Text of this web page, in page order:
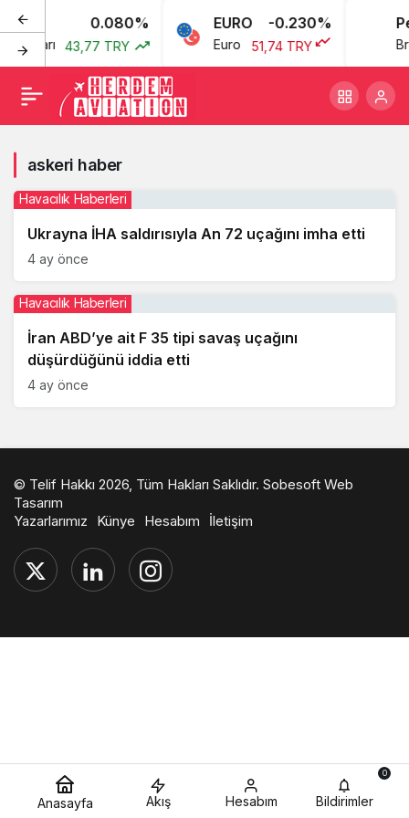
0.080%
Doları 43,77 TRY
EURO -0.230%
Euro 51,74 TRY
askeri haber
Ukrayna İHA saldırısıyla An 72 uçağını imha etti
Havacılık Haberleri
4 ay önce
İran ABD’ye ait F 35 tipi savaş uçağını
düşürdüğünü iddia etti
Havacılık Haberleri
4 ay önce
© Telif Hakkı 2026, Tüm Hakları Saklıdır. Sobesoft Web
Tasarım
Yazarlarımız
Künye Hesabım İletişim
Anasayfa Akış Hesabım Bildirimler
0